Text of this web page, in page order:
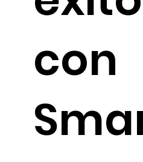
con